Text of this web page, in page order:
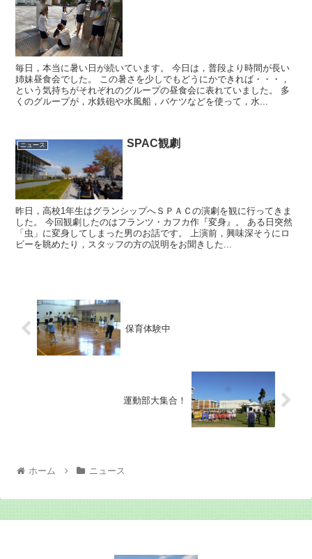
毎日，本当に暑い日が続いています。 今日は，普段より時間が長い
姉妹昼食会でした。 この暑さを少しでもどうにかできれば・・・，
という気持ちがそれぞれのグループの昼食会に表れていました。 多
くのグループが，水鉄砲や水風船，バケツなどを使って，水...
ニュース SPAC観劇
昨日，高校1年生はグランシップへＳＰＡＣの演劇を観に行ってきま
した。 今回観劇したのはフランツ・カフカ作『変身』。 ある日突然
「虫」に変身してしまった男のお話です。 上演前，興味深そうにロ
ビーを眺めたり，スタッフの方の説明をお聞きした...
保育体験中
運動部大集合！
ホーム ニュース